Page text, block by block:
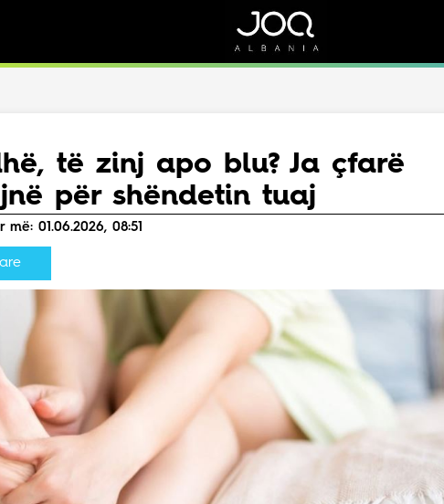
Puno me ne!
Live
Kontakt
të zinj apo blu? Ja çfarë
për shëndetin tuaj
01.06.2026, 08:51